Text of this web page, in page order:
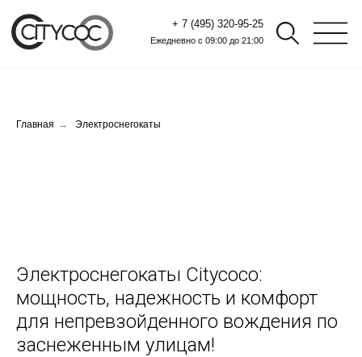
Ежедневно с 09:00 до 21:00
Главная → Электроснегокаты
Электроснегокаты Citycoco:
мощность, надежность и комфорт
для непревзойденного вождения по
заснеженным улицам!